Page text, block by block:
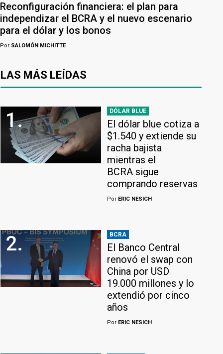
Reconfiguración financiera: el plan para
independizar el BCRA y el nuevo escenario
para el dólar y los bonos
Por SALOMÓN MICHITTE
LAS MÁS LEÍDAS
1. DÓLAR BLUE
El dólar blue cotiza a
$1.540 y extiende su
racha bajista
mientras el
BCRA sigue
comprando reservas
Por ERIC NESICH
2. BCRA
El Banco Central
renovó el swap con
China por USD
19.000 millones y lo
extendió por cinco
años
Por ERIC NESICH